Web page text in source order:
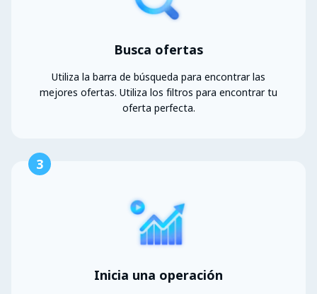
Busca ofertas
Utiliza la barra de búsqueda para encontrar las
mejores ofertas. Utiliza los filtros para encontrar tu
oferta perfecta.
3
Inicia una operación